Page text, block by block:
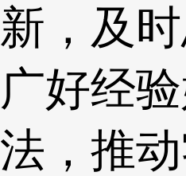
新，及
广好经
法，推